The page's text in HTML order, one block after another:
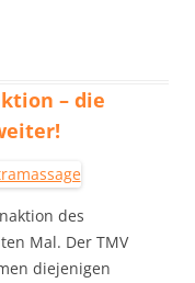
– die
des
Mal. Der TMV
diejenigen